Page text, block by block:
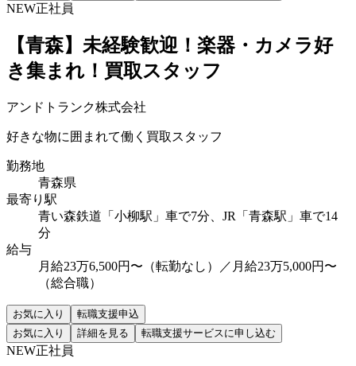
NEW正社員
【青森】未経験歓迎！楽器・カメラ好
き集まれ！買取スタッフ
アンドトランク株式会社
好きな物に囲まれて働く買取スタッフ
勤務地
青森県
最寄り駅
青い森鉄道「小柳駅」車で7分、JR「青森駅」車で14
分
給与
月給23万6,500円〜（転勤なし）／月給23万5,000円〜
（総合職）
お気に入り
転職支援申込
お気に入り
詳細を見る 転職支援サービスに申し込む
NEW正社員